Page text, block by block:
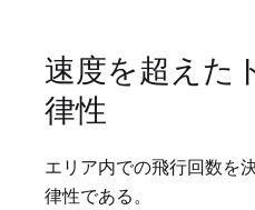
速度を超えた
律性
エリア内での飛行回数を
律性である。